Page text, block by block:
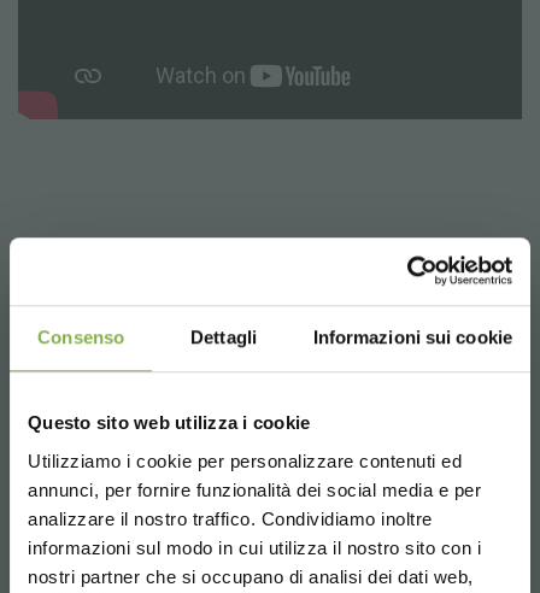
Consenso Dettagli Informazioni sui cookie
Questo sito web utilizza i cookie
Utilizziamo i cookie per personalizzare contenuti ed
annunci, per fornire funzionalità dei social media e per
analizzare il nostro traffico. Condividiamo inoltre
informazioni sul modo in cui utilizza il nostro sito con i
nostri partner che si occupano di analisi dei dati web,
1) Она сочетает в себе практичность 'датской' тележки и
красивого дисплея.
2) Чтобы ее открыть/ закрыть достаточно несколько секунд,
3) Благодаря прочным колесикам ее можно легко перемещать
как обычную датскую тележку без страха
ее повредить.
4) Позволяет использовать датские стандартные тележки и
полки. Универсальность тележки кабриолет нашла
применение в любой среде, от магазина до Садового Центра,
от Супермаркетов до экспозиции на выставках. Простота
СКАЧАТЬ
ТЕХНИЧЕСКИЙ